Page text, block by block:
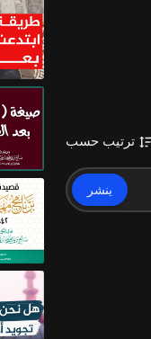
ترتيب حسب
ينشر